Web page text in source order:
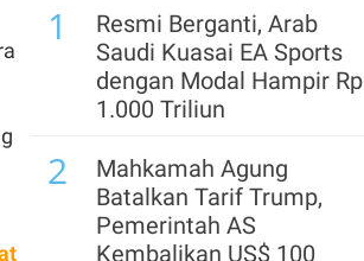
1
Resmi Berganti, Arab
Saudi Kuasai EA Sports
dengan Modal Hampir Rp
1.000 Triliun
2
Mahkamah Agung
Batalkan Tarif Trump,
Pemerintah AS
Kembalikan US$ 100